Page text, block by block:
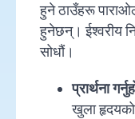
हुने ठाउँहरू
हुनेछन्। ईश्वरीय
सोधौं।
प्रार्थना
खुला हृदयको